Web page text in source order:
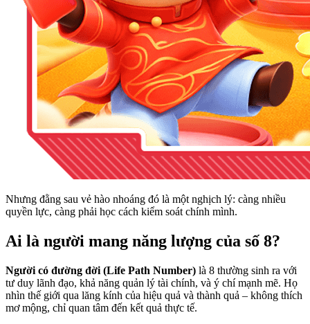
Nhưng đằng sau vẻ hào nhoáng đó là một nghịch lý: càng nhiều
quyền lực, càng phải học cách kiểm soát chính mình.
Ai là người mang năng lượng của số 8?
Người có đường đời (Life Path Number) là 8 thường sinh ra với
tư duy lãnh đạo, khả năng quản lý tài chính, và ý chí mạnh mẽ. Họ
nhìn thế giới qua lăng kính của hiệu quả và thành quả – không thích
mơ mộng, chỉ quan tâm đến kết quả thực tế.